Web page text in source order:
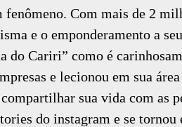
Com mais de 2
e o emponderamento a
do Cariri” como é
e lecionou em sua
sua vida com as
do instagram e se tornou